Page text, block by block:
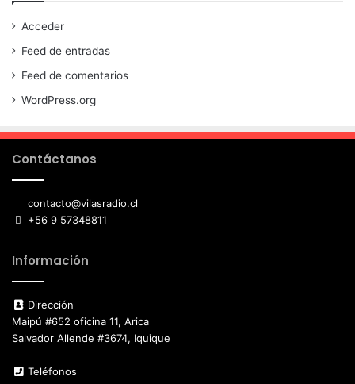
Acceder
Feed de entradas
Feed de comentarios
WordPress.org
Contáctanos
contacto@vilasradio.cl
+56 9 57348811
Información
Dirección
Maipú #652 oficina 11, Arica
Salvador Allende #3674, Iquique
Teléfonos